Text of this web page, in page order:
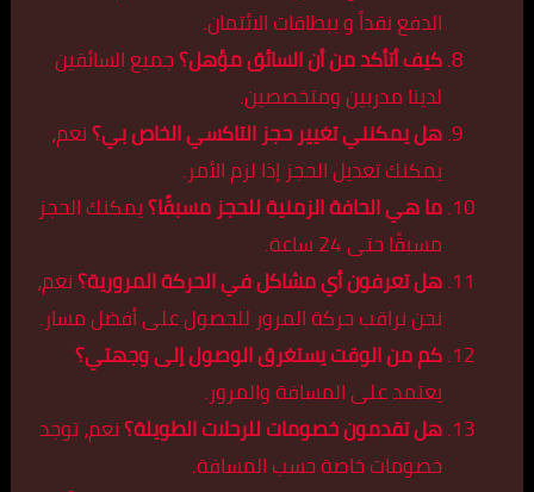
الدفع نقداً و ببطاقات الائتمان.
كيف أتأكد من أن السائق مؤهل؟جميع السائقين
لدينا مدربين ومتخصصين.
هل يمكنني تغيير حجز التاكسي الخاص بي؟نعم،
يمكنك تعديل الحجز إذا لزم الأمر.
ما هي الحافة الزمنية للحجز مسبقًا؟يمكنك الحجز
مسبقًا حتى 24 ساعة.
هل تعرفون أي مشاكل في الحركة المرورية؟نعم،
نحن نراقب حركة المرور للحصول على أفضل مسار.
كم من الوقت يستغرق الوصول إلى وجهتي؟
يعتمد على المسافة والمرور.
هل تقدمون خصومات للرحلات الطويلة؟نعم، توجد
خصومات خاصة حسب المسافة.